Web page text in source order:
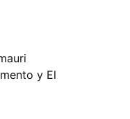
y El